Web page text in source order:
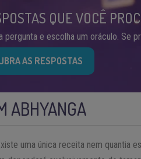
QUE VOCÊ
pergunta e escolha um oráculo. Se
AS RESPOSTAS
ABHYANGA
uma única receita nem quantia